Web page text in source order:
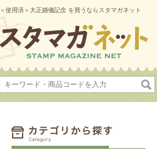
＜使用済＞大正婚儀記念 を買うならスタマガネット